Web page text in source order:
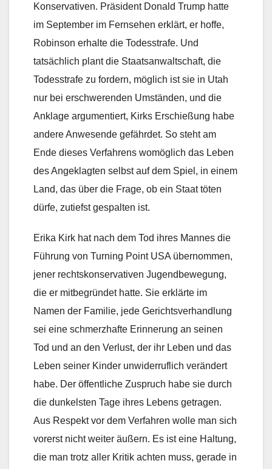
Konservativen. Präsident Donald Trump hatte
im September im Fernsehen erklärt, er hoffe,
Robinson erhalte die Todesstrafe. Und
tatsächlich plant die Staatsanwaltschaft, die
Todesstrafe zu fordern, möglich ist sie in Utah
nur bei erschwerenden Umständen, und die
Anklage argumentiert, Kirks Erschießung habe
andere Anwesende gefährdet. So steht am
Ende dieses Verfahrens womöglich das Leben
des Angeklagten selbst auf dem Spiel, in einem
Land, das über die Frage, ob ein Staat töten
dürfe, zutiefst gespalten ist.
Erika Kirk hat nach dem Tod ihres Mannes die
Führung von Turning Point USA übernommen,
jener rechtskonservativen Jugendbewegung,
die er mitbegründet hatte. Sie erklärte im
Namen der Familie, jede Gerichtsverhandlung
sei eine schmerzhafte Erinnerung an seinen
Tod und an den Verlust, der ihr Leben und das
Leben seiner Kinder unwiderruflich verändert
habe. Der öffentliche Zuspruch habe sie durch
die dunkelsten Tage ihres Lebens getragen.
Aus Respekt vor dem Verfahren wolle man sich
vorerst nicht weiter äußern. Es ist eine Haltung,
die man trotz aller Kritik achten muss, gerade in